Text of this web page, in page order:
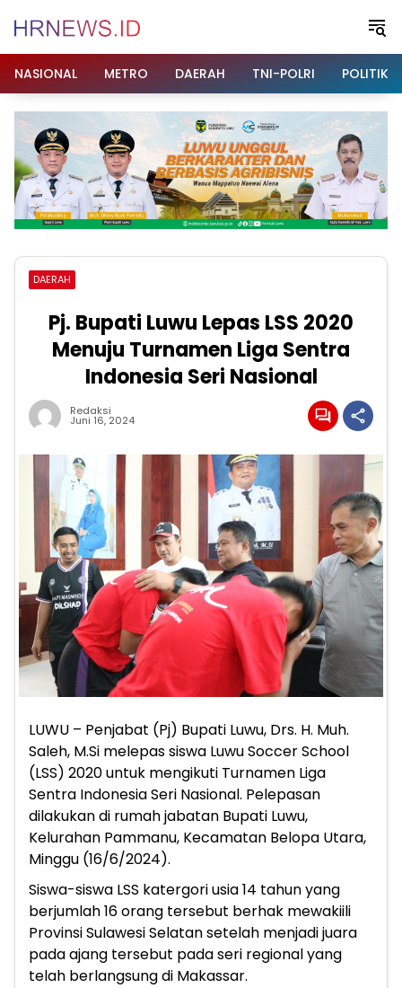
NASIONAL
METRO DAERAH TNI-POLRI POLITIK
DAERAH
Pj. Bupati Luwu Lepas LSS 2020
Menuju Turnamen Liga Sentra
Indonesia Seri Nasional
Redaksi
Juni 16, 2024
LUWU – Penjabat (Pj) Bupati Luwu, Drs. H. Muh.
Saleh, M.Si melepas siswa Luwu Soccer School
(LSS) 2020 untuk mengikuti Turnamen Liga
Sentra Indonesia Seri Nasional. Pelepasan
dilakukan di rumah jabatan Bupati Luwu,
Kelurahan Pammanu, Kecamatan Belopa Utara,
Minggu (16/6/2024).
Siswa-siswa LSS katergori usia 14 tahun yang
berjumlah 16 orang tersebut berhak mewakiili
Provinsi Sulawesi Selatan setelah menjadi juara
pada ajang tersebut pada seri regional yang
telah berlangsung di Makassar.